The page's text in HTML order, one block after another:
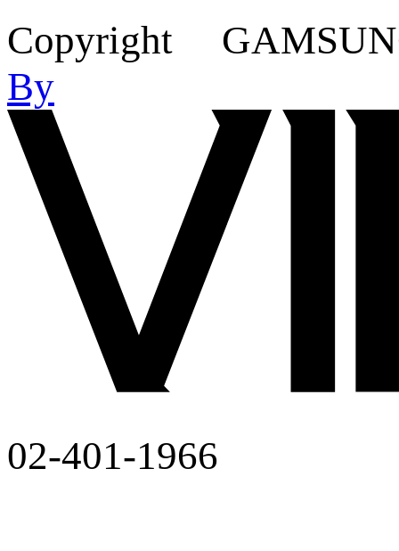
Copyright
By
02-401-1966